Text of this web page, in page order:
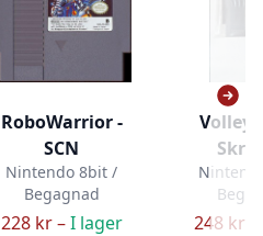
RoboWarrior -
SCN
Nintendo 8bit /
Begagnad
228 kr –I lager
Volley
248 kr –